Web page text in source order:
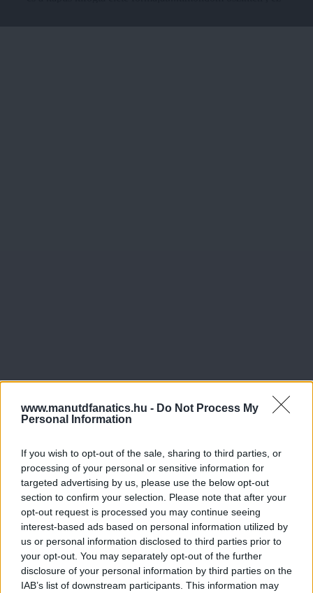
www.manutdfanatics.hu - Do Not Process My
Personal Information
If you wish to opt-out of the sale, sharing to third parties, or
processing of your personal or sensitive information for
targeted advertising by us, please use the below opt-out
section to confirm your selection. Please note that after your
opt-out request is processed you may continue seeing
interest-based ads based on personal information utilized by
us or personal information disclosed to third parties prior to
your opt-out. You may separately opt-out of the further
disclosure of your personal information by third parties on the
IAB’s list of downstream participants. This information may